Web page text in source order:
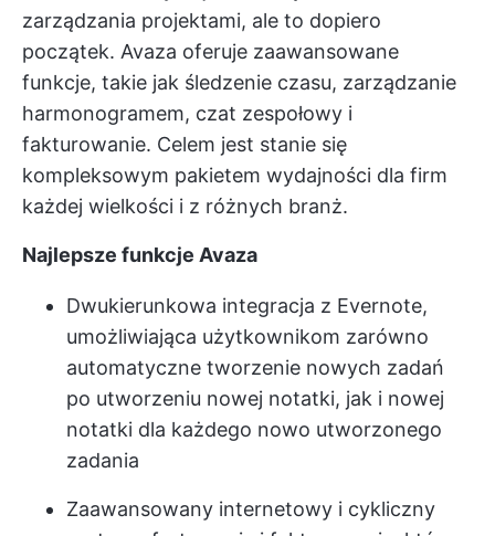
zarządzania projektami, ale to dopiero
początek. Avaza oferuje zaawansowane
funkcje, takie jak śledzenie czasu, zarządzanie
harmonogramem, czat zespołowy i
fakturowanie. Celem jest stanie się
kompleksowym pakietem wydajności dla firm
każdej wielkości i z różnych branż.
Najlepsze funkcje Avaza
Dwukierunkowa integracja z Evernote,
umożliwiająca użytkownikom zarówno
automatyczne tworzenie nowych zadań
po utworzeniu nowej notatki, jak i nowej
notatki dla każdego nowo utworzonego
zadania
Zaawansowany internetowy i cykliczny